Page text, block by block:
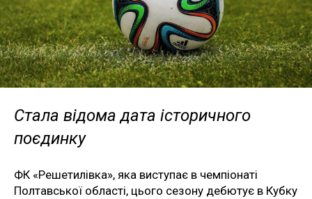
Стала відома дата історичного
поєдинку
ФК «Решетилівка», яка виступає в чемпіонаті
Полтавської області, цього сезону дебютує в Кубку